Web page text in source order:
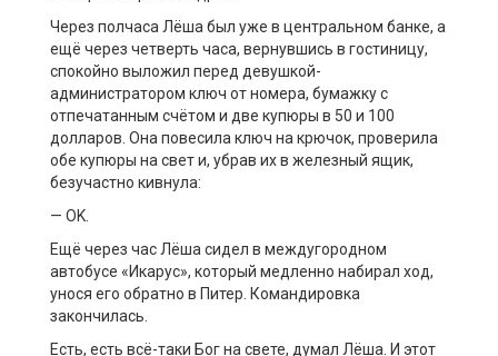
Через полчаса Лёша был уже в центральном банке, а
ещё через четверть часа, вернувшись в гостиницу,
спокойно выложил перед девушкой-
администратором ключ от номера, бумажку с
отпечатанным счётом и две купюры в 50 и 100
долларов. Она повесила ключ на крючок, проверила
обе купюры на свет и, убрав их в железный ящик,
безучастно кивнула:
— OK.
Ещё через час Лёша сидел в междугородном
автобусе «Икарус», который медленно набирал ход,
унося его обратно в Питер. Командировка
закончилась.
Есть, есть всё-таки Бог на свете, думал Лёша. И этот